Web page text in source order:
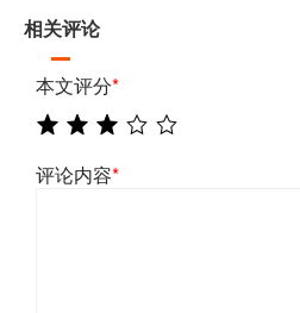
相关评论
本文评分*
评论内容*